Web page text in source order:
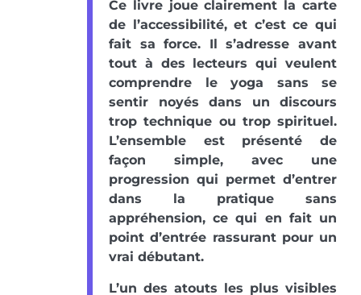
Ce livre joue clairement la carte
de l’accessibilité, et c’est ce qui
fait sa force. Il s’adresse avant
tout à des lecteurs qui veulent
comprendre le yoga sans se
sentir noyés dans un discours
trop technique ou trop spirituel.
L’ensemble est présenté de
façon simple, avec une
progression qui permet d’entrer
dans la pratique sans
appréhension, ce qui en fait un
point d’entrée rassurant pour un
vrai débutant.
L’un des atouts les plus visibles